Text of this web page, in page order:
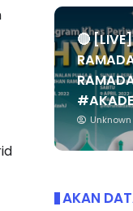
🔴
Unknown
AKAN